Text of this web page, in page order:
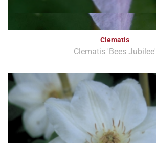
Clematis
Clematis 'Bees Jubilee'